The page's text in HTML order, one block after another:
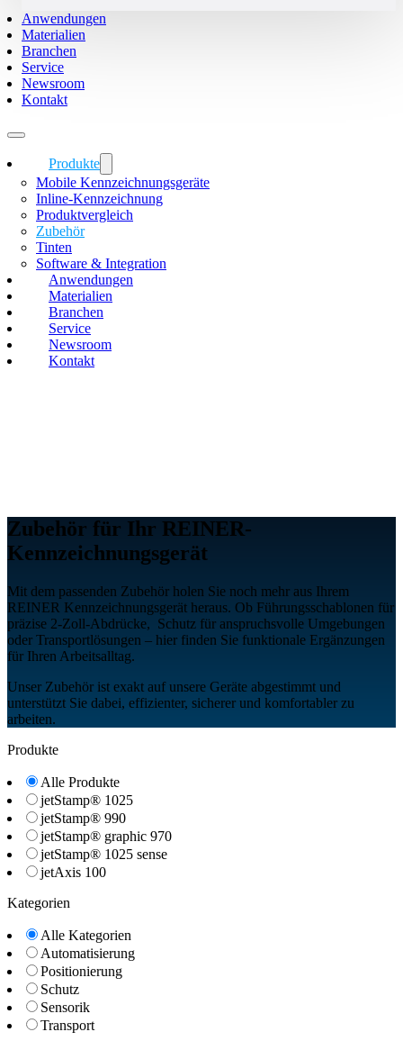
Anwendungen
Materialien
Branchen
Service
Newsroom
Kontakt
Produkte
Mobile Kennzeichnungsgeräte
Inline-Kennzeichnung
Produktvergleich
Zubehör
Tinten
Software & Integration
Anwendungen
Materialien
Branchen
Service
Newsroom
Kontakt
Zubehör für Ihr REINER-
Kennzeichnungsgerät
Mit dem passenden Zubehör holen Sie noch mehr aus Ihrem
REINER Kennzeichnungsgerät heraus. Ob Führungsschablonen für
präzise 2-Zoll-Abdrücke, Schutz für anspruchsvolle Umgebungen
oder Transportlösungen – hier finden Sie funktionale Ergänzungen
für Ihren Arbeitsalltag.
Unser Zubehör ist exakt auf unsere Geräte abgestimmt und
unterstützt Sie dabei, effizienter, sicherer und komfortabler zu
arbeiten.
Produkte
Alle Produkte
jetStamp® 1025
jetStamp® 990
jetStamp® graphic 970
jetStamp® 1025 sense
jetAxis 100
Kategorien
Alle Kategorien
Automatisierung
Positionierung
Schutz
Sensorik
Transport